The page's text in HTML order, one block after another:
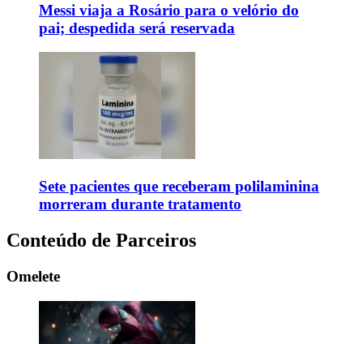
Messi viaja a Rosário para o velório do
pai; despedida será reservada
Sete pacientes que receberam polilaminina
morreram durante tratamento
Conteúdo de Parceiros
Omelete